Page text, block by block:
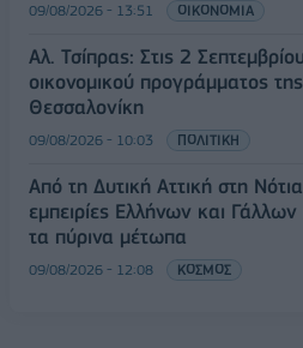
09/08/2026 - 13:51 ΟΙΚΟΝΟΜΙΑ
Αλ. Τσίπρας: Στις 2
οικονομικού προγράμματος
Θεσσαλονίκη
09/08/2026 - 10:03 ΠΟΛΙΤΙΚΗ
Από τη Δυτική Αττική στη
εμπειρίες Ελλήνων και
τα πύρινα μέτωπα
09/08/2026 - 12:08 ΚΟΣΜΟΣ